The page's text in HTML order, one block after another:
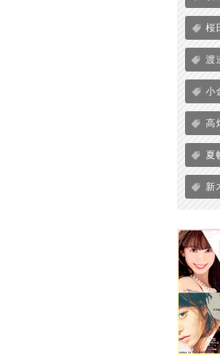
桜
渡
小
高
夏
新